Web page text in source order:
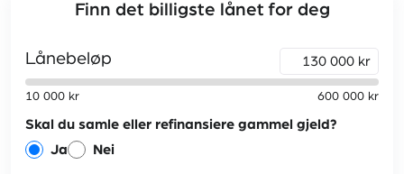
Finn det billigste lånet for deg
Lånebeløp kr
10 000 kr 600 000 kr
Skal du samle eller refinansiere gammel gjeld?
ja
nei